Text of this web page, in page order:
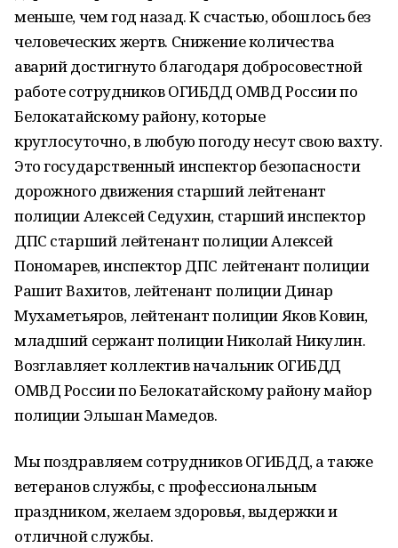
меньше, чем год назад. К счастью, обошлось без
человеческих жертв. Снижение количества
аварий достигнуто благодаря добросовестной
работе сотрудников ОГИБДД ОМВД России по
Белокатайскому району, которые
круглосуточно, в любую погоду несут свою вахту.
Это государственный инспектор безопасности
дорожного движения старший лейтенант
полиции Алексей Седухин, старший инспектор
ДПС старший лейтенант полиции Алексей
Пономарев, инспектор ДПС лейтенант полиции
Рашит Вахитов, лейтенант полиции Динар
Мухаметьяров, лейтенант полиции Яков Ковин,
младший сержант полиции Николай Никулин.
Возглавляет коллектив начальник ОГИБДД
ОМВД России по Белокатайскому району майор
полиции Эльшан Мамедов.
Мы поздравляем сотрудников ОГИБДД, а также
ветеранов службы, с профессиональным
праздником, желаем здоровья, выдержки и
отличной службы.